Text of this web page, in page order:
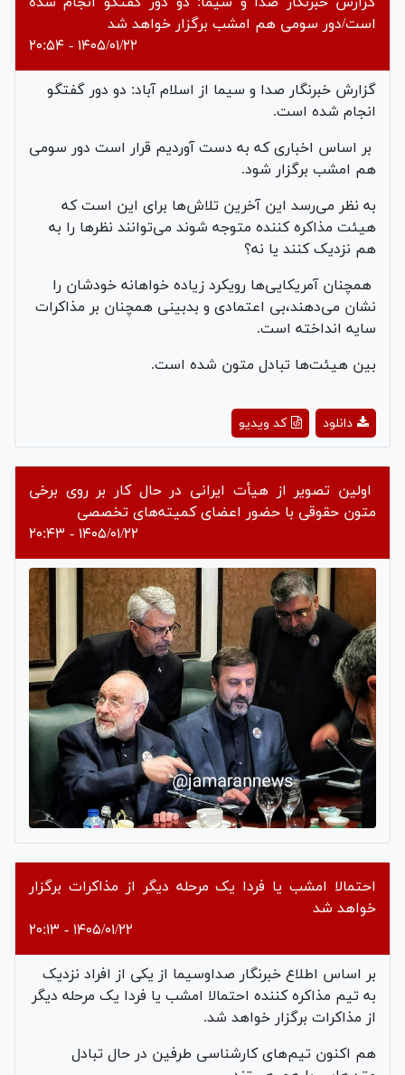
است/دور سومی هم امشب برگزار خواهد شد
۱۴۰۵/۰۱/۲۲ - ۲۰:۵۴
گزارش خبرنگار صدا و سیما از اسلام آباد: دو دور گفتگو
انجام شده است.
بر اساس اخباری که به دست آوردیم قرار است دور سومی
هم امشب برگزار شود.
به نظر می‌رسد این آخرین تلاش‌ها برای این است که
هیئت مذاکره کننده متوجه شوند می‌توانند نظرها را به
هم نزدیک کنند یا نه؟
همچنان آمریکایی‌ها رویکرد زیاده خواهانه خودشان را
نشان می‌دهند،بی اعتمادی و بدبینی همچنان بر مذاکرات
سایه انداخته است.
بین هیئت‌ها تبادل متون شده است.
Play
Video
کد ویدیو دانلود
اولین تصویر از هیأت ایرانی در حال کار بر روی برخی
متون حقوقی با حضور اعضای کمیته‌های تخصصی
۱۴۰۵/۰۱/۲۲ - ۲۰:۴۳
احتمالا امشب یا فردا یک مرحله دیگر از مذاکرات برگزار
خواهد شد
۱۴۰۵/۰۱/۲۲ - ۲۰:۱۳
بر اساس اطلاع خبرنگار صداوسیما از یکی از افراد نزدیک
به تیم مذاکره کننده احتمالا امشب یا فردا یک مرحله دیگر
از مذاکرات برگزار خواهد شد.
هم اکنون تیم‌های کارشناسی طرفین در حال تبادل